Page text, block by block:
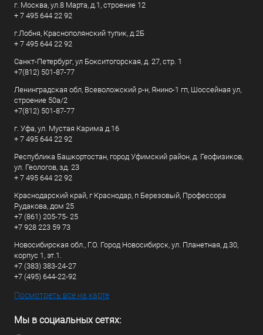
г. Москва, ул.8 Марта, д.1, строение 12
+ 7 495 644 22 92
г.Лобня, Краснополянский тупик, д.2Б
+ 7 495 644 22 92
Санкт-Петербург, ул Бокситогорская, д. 27, стр. 1
+7(812) 501-87-77
Ленинградская обл, Всеволожский р-н, Янино-1 гп, Шоссейная ул,
строение 50а/2
+7(812) 501-87-77
г. Уфа, ул. Мустая Карима д.16
+ 7 495 644 22 92
Республика Башкортостан, город Уфимский район, д. Геофизиков,
ул. Геологов, зд. 23
+ 7 495 644 22 92
Краснодарский край, г Краснодар, п Березовый, Профессора
Рудакова, дом 25
+7 (861) 205-75- 25
+7 928 223 59 73
Новосибирская обл., Г.О. Город Новосибирск, ул. Планетная, д.30,
корпус 1, эт.1.
+7 (383) 383-24-27
+7 (495) 644-22-92
Посмотреть все на карте
Мы в социальных сетях: